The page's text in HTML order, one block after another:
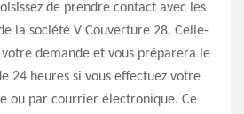
de prendre contact avec les
la société V Couverture 28. Celle-
demande et vous préparera le
24 heures si vous effectuez votre
ou par courrier électronique. Ce